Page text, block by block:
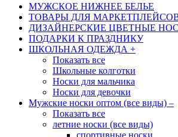
МУЖСКОЕ НИЖНЕЕ БЕЛЬЕ
ТОВАРЫ ДЛЯ
ДИЗАЙНЕРСКИЕ ЦВЕТНЫЕ
ПОДАРКИ К ПРАЗДНИКУ
ШКОЛЬНАЯ ОДЕЖДА +
Показать все
Школьные колготки
Носки для мальчика
Носки для девочки
Мужские носки оптом (все виды) –
Показать все
летние носки (все виды)
спортивные носки